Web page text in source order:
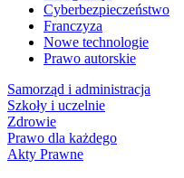
Cyberbezpieczeństwo
Franczyza
Nowe technologie
Prawo autorskie
Samorząd i administracja
Szkoły i uczelnie
Zdrowie
Prawo dla każdego
Akty Prawne